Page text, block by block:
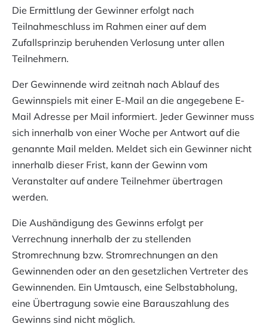
Die Ermittlung der Gewinner erfolgt nach
Teilnahmeschluss im Rahmen einer auf dem
Zufallsprinzip beruhenden Verlosung unter allen
Teilnehmern.
Der Gewinnende wird zeitnah nach Ablauf des
Gewinnspiels mit einer E-Mail an die angegebene E-
Mail Adresse per Mail informiert. Jeder Gewinner muss
sich innerhalb von einer Woche per Antwort auf die
genannte Mail melden. Meldet sich ein Gewinner nicht
innerhalb dieser Frist, kann der Gewinn vom
Veranstalter auf andere Teilnehmer übertragen
werden.
Die Aushändigung des Gewinns erfolgt per
Verrechnung innerhalb der zu stellenden
Stromrechnung bzw. Stromrechnungen an den
Gewinnenden oder an den gesetzlichen Vertreter des
Gewinnenden. Ein Umtausch, eine Selbstabholung,
eine Übertragung sowie eine Barauszahlung des
Gewinns sind nicht möglich.